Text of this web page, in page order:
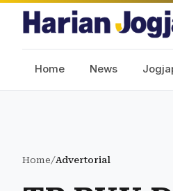
Home News
Home/Advertorial